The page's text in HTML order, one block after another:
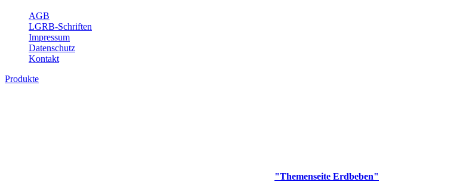
AGB
LGRB-Schriften
Impressum
Datenschutz
Kontakt
Produkte
"Themenseite Erdbeben"